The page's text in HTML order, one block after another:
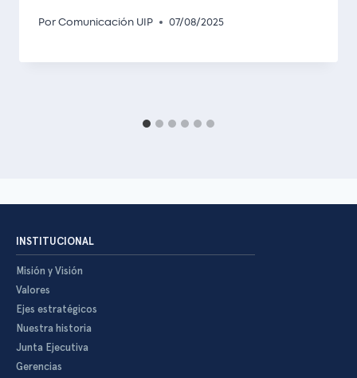
PorComunicación UIP 07/08/2025
INSTITUCIONAL
Misión y Visión
Valores
Ejes estratégicos
Nuestra historia
Junta Ejecutiva
Gerencias